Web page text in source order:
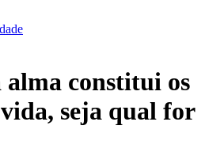
constitui os
seja qual for